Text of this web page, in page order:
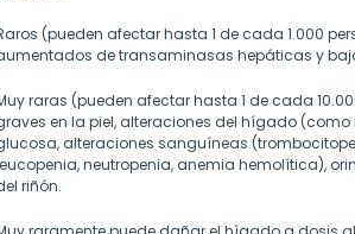
(pueden afectar hasta 1 de cada 1.000
de transaminasas hepáticas y
raras (pueden afectar hasta 1 de cada
en la piel, alteraciones del hígado
alteraciones sanguíneas
neutropenia, anemia hemolítica),
riñón.